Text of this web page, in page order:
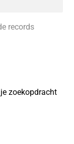
records
zoekopdracht